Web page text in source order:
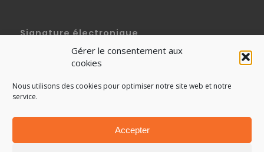
Gérer le consentement aux
cookies
Nous utilisons des cookies pour optimiser notre site web et notre
service.
Accepter
Signature électronique
Dématérialisation des documents RH : un levier de
performance et de professionnalisation des processus
Signature électronique : Les différents niveaux de